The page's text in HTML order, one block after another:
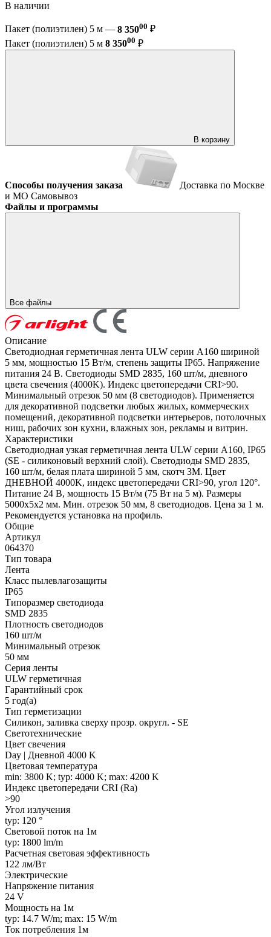
В наличии
Пакет (полиэтилен) 5 м — 8 35000 ₽
Пакет (полиэтилен) 5 м 8 35000 ₽
В корзину
Способы получения заказа
Доставка по Москве
и МО Самовывоз
Файлы и программы
Все файлы
Описание
Светодиодная герметичная лента ULW серии A160 шириной
5 мм, мощностью 15 Вт/м, степень защиты IP65. Напряжение
питания 24 В. Светодиоды SMD 2835, 160 шт/м, дневного
цвета свечения (4000K). Индекс цветопередачи CRI>90.
Минимальный отрезок 50 мм (8 светодиодов). Применяется
для декоративной подсветки любых жилых, коммерческих
помещений, декоративной подсветки интерьеров, потолочных
ниш, рабочих зон кухни, влажных зон, рекламы и витрин.
Характеристики
Светодиодная узкая герметичная лента ULW серии A160, IP65
(SE - силиконовый верхний слой). Светодиоды SMD 2835,
160 шт/м, белая плата шириной 5 мм, скотч 3M. Цвет
ДНЕВНОЙ 4000K, индекс цветопередачи CRI>90, угол 120°.
Питание 24 В, мощность 15 Вт/м (75 Вт на 5 м). Размеры
5000х5х2 мм. Мин. отрезок 50 мм, 8 светодиодов. Цена за 1 м.
Рекомендуется установка на профиль.
Общие
Артикул
064370
Тип товара
Лента
Класс пылевлагозащиты
IP65
Типоразмер светодиода
SMD 2835
Плотность светодиодов
160 шт/м
Минимальный отрезок
50 мм
Серия ленты
ULW герметичная
Гарантийный срок
5 год(а)
Тип герметизации
Силикон, заливка сверху прозр. округл. - SE
Светотехнические
Цвет свечения
Day | Дневной 4000 K
Цветовая температура
min: 3800 K; typ: 4000 K; max: 4200 K
Индекс цветопередачи CRI (Ra)
>90
Угол излучения
typ: 120 °
Световой поток на 1м
typ: 1800 lm/m
Расчетная световая эффективность
122 лм/Вт
Электрические
Напряжение питания
24 V
Мощность на 1м
typ: 14.7 W/m; max: 15 W/m
Ток потребления 1м